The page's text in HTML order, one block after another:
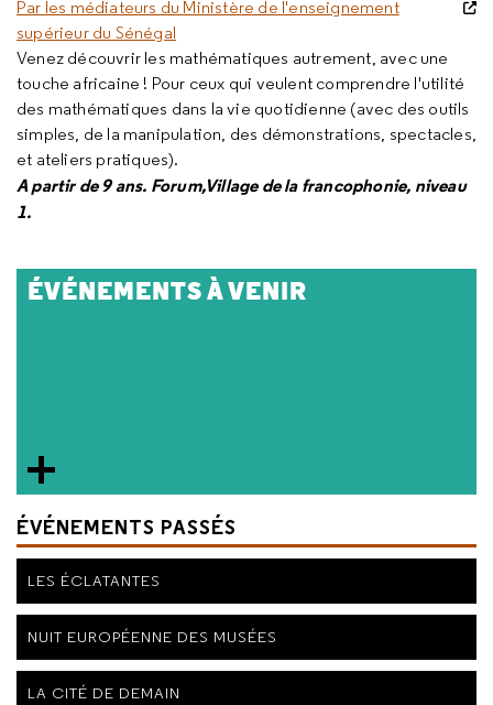
Par les médiateurs du Ministère de l'enseignement
supérieur du Sénégal
Venez découvrir les mathématiques autrement, avec une
touche africaine ! Pour ceux qui veulent comprendre l'utilité
des mathématiques dans la vie quotidienne (avec des outils
simples, de la manipulation, des démonstrations, spectacles,
et ateliers pratiques).
A partir de 9 ans. Forum,Village de la francophonie, niveau
1.
ÉVÉNEMENTS À VENIR
ÉVÉNEMENTS PASSÉS
LES ÉCLATANTES
NUIT EUROPÉENNE DES MUSÉES
LA CITÉ DE DEMAIN